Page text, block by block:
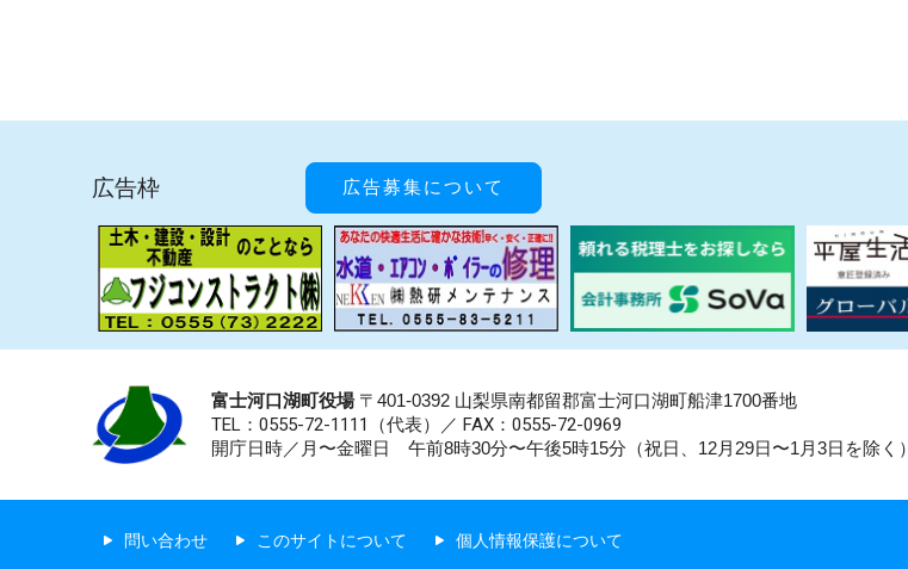
広告枠 広告募集について
富士河口湖町役場〒401-0392 山梨県南都留郡富士河口湖町船津1700番地
TEL：0555-72-1111 （代表）／ FAX：0555-72-0969
開庁日時／月〜金曜日 午前8時30分〜午後5時15分（祝日、12月29日〜1月3日を除く）
問い合わせ このサイトについて 個人情報保護について